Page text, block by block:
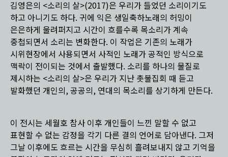
김영은의 <소리의 살>(2017)은 우리가 들었던 소리이기도
하고 아니기도 하다. 귀에 익은 생일축하노래의 허밍이
은은하게 울려퍼지고 시간이 흐를수록 목소리가 계속
중첩되면서 소리는 변화한다. 이 작업은 기존의 노래가
시위현장에서 사용되면서 사적인 노래가 공적인 방식으로
맥락이 전이되는 것에서 출발했다. 소리를 하나의 물질로
제시하는 <소리의 살>은 우리가 지난 촛불집회 때 듣고
발화했던 개인의, 공공의, 연대의 목소리를 상기하게 만든다.
이 전시는 세월호 참사 이후 개인들이 느낀 말할 수 없고
표현할 수 없는 감정을 각기 다른 결의 언어로 담아낸다. 그저
그날 이후에도 흐르는 시간을 무심히 흘려보내지 않고 기억을